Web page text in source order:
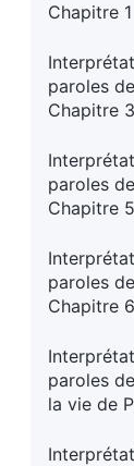
Chapitre 1
paroles
Chapitre 3
paroles
Chapitre 5
paroles
Chapitre 6
paroles
la vie de